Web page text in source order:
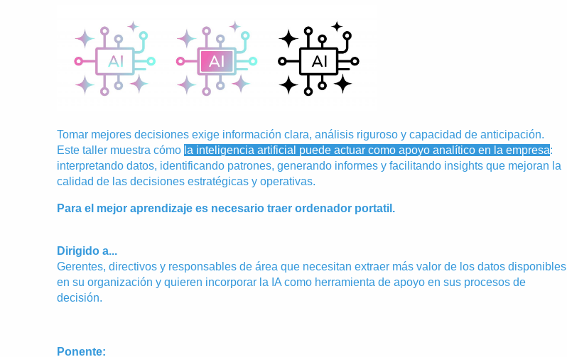
Tomar mejores decisiones exige información clara, análisis riguroso y capacidad de anticipación.
Este taller muestra cómo la inteligencia artificial puede actuar como apoyo analítico en la empresa:
interpretando datos, identificando patrones, generando informes y facilitando insights que mejoran la
calidad de las decisiones estratégicas y operativas.
Para el mejor aprendizaje es necesario traer ordenador portatil.
Dirigido a...
Gerentes, directivos y responsables de área que necesitan extraer más valor de los datos disponibles
en su organización y quieren incorporar la IA como herramienta de apoyo en sus procesos de
decisión.
Ponente: